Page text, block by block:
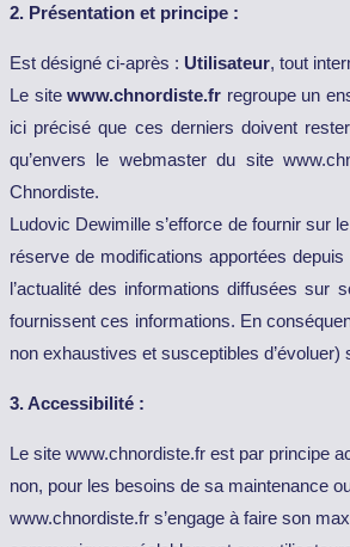
2. Présentation et principe :
Est désigné ci-après : Utilisateur, tout
Le sitewww.chnordiste.fr regroupe un
ici précisé que ces derniers doivent
qu’envers le webmaster du site
Chnordiste.
Ludovic Dewimille s’efforce de fournir sur
réserve de modifications apportées
l’actualité des informations diffusées sur
fournissent ces informations. En
non exhaustives et susceptibles
3. Accessibilité :
Le site www.chnordiste.fr est par principe
non, pour les besoins de sa maintenance
www.chnordiste.fr s’engage à faire son